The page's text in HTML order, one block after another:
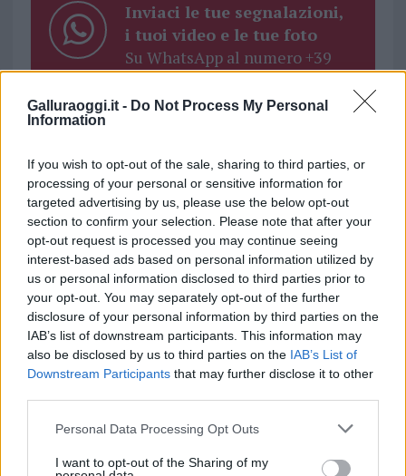
Galluraoggi.it - Do Not Process My Personal
Information
If you wish to opt-out of the sale, sharing to third parties, or
processing of your personal or sensitive information for
targeted advertising by us, please use the below opt-out
section to confirm your selection. Please note that after your
opt-out request is processed you may continue seeing
interest-based ads based on personal information utilized by
us or personal information disclosed to third parties prior to
your opt-out. You may separately opt-out of the further
disclosure of your personal information by third parties on the
IAB’s list of downstream participants. This information may
also be disclosed by us to third parties on the IAB’s List of
Downstream Participants that may further disclose it to other
Please note that this website/app uses one or more Google
not limited to your visit or usage behaviour. You may click to
Personal Data Processing Opt Outs
I want to opt-out of the Sharing of my
Inviaci le tue segnalazioni,
i tuoi video e le tue foto
Su WhatsApp al numero +39
Ricevi le nostre ultime news
daGoogle News
Condividi l'articolo
F
a
ce
b
o
T
w
it
te
r
Pi
n
te
re
st
W
h
at
s
A
S
h
a
re
Articolo precedente
Prossimo articolo